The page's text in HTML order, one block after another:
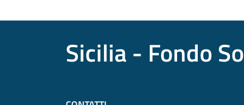
Sicilia - Fondo